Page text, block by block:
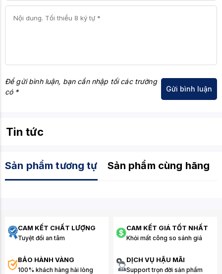
Để gửi bình luận, bạn cần nhập tối các trường
có *
Tin tức
Sản phẩm tương tự Sản phẩm cùng hãng
CAM KẾT CHẤT LƯỢNG
Tuyệt đối an tâm
CAM KẾT GIÁ TỐT NHẤT
Khỏi mất công so sánh giá
BẢO HÀNH VÀNG
100% khách hàng hài lòng
DỊCH VỤ HẬU MÃI
Support trọn đời sản phẩm